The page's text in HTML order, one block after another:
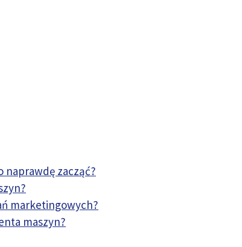
naprawdę zacząć?
marketingowych?
maszyn?